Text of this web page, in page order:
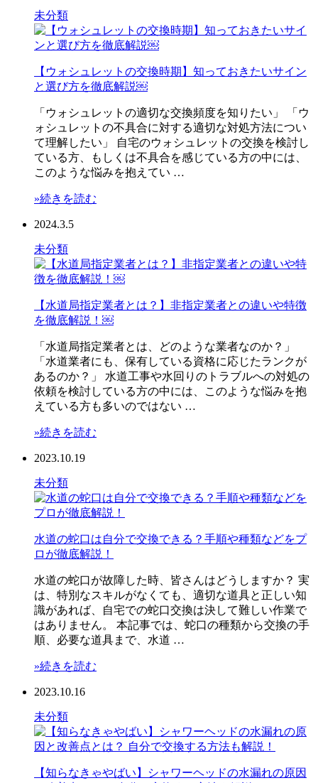
未分類
【ウォシュレットの交換時期】知っておきたいサイン
と選び方を徹底解説￼
「ウォシュレットの適切な交換頻度を知りたい」 「ウ
ォシュレットの不具合に対する適切な対処方法につい
て理解したい」 自宅のウォシュレットの交換を検討し
ている方、もしくは不具合を感じている方の中には、
このような悩みを抱えてい …
»続きを読む
2024.3.5
未分類
【水道局指定業者とは？】非指定業者との違いや特徴
を徹底解説！￼
「水道局指定業者とは、どのような業者なのか？」
「水道業者にも、保有している資格に応じたランクが
あるのか？」 水道工事や水回りのトラブルへの対処の
依頼を検討している方の中には、このような悩みを抱
えている方も多いのではない …
»続きを読む
2023.10.19
未分類
水道の蛇口は自分で交換できる？手順や種類などをプ
ロが徹底解説！
水道の蛇口が故障した時、皆さんはどうしますか？ 実
は、特別なスキルがなくても、適切な道具と正しい知
識があれば、自宅での蛇口交換は決して難しい作業で
はありません。 本記事では、蛇口の種類から交換の手
順、必要な道具まで、水道 …
»続きを読む
2023.10.16
未分類
【知らなきゃやばい】シャワーヘッドの水漏れの原因